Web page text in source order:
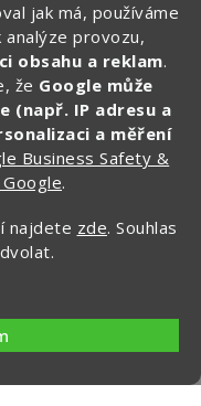
jak má, používáme
analýze provozu,
obsahu a reklam.
že Google může
(např. IP adresu a
a měření
Business Safety &
.
najdete zde. Souhlas
100 Kč
KČ »